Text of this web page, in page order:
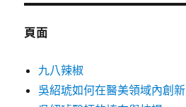
頁面
九八辣椒
吳紹琥如何在醫美領域內創新